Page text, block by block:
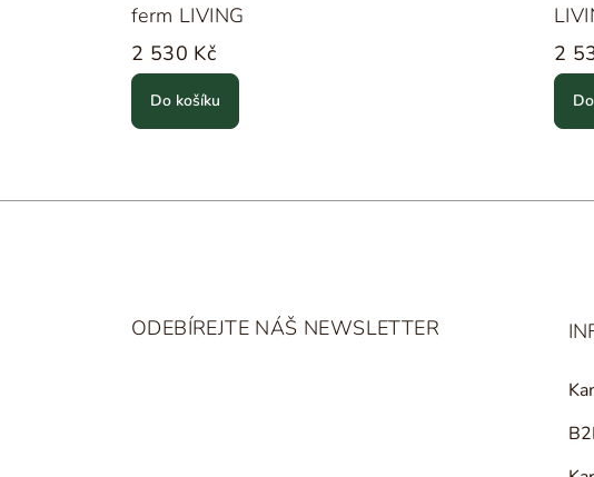
ferm LIVING
2 530 Kč
Do košíku
2
ODEBÍREJTE NÁŠ NEWSLETTER